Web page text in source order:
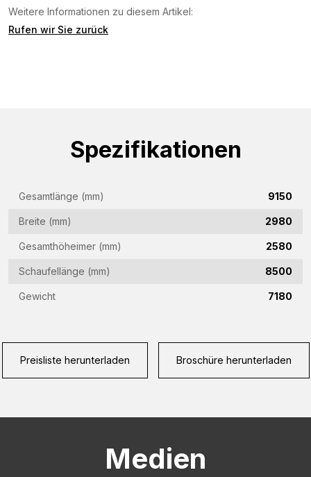
Weitere Informationen zu diesem Artikel:
Rufen wir Sie zurück
Spezifikationen
Gesamtlänge (mm) 9150
Breite (mm) 2980
Gesamthöheimer (mm) 2580
Schaufellänge (mm) 8500
Gewicht 7180
Preisliste herunterladen Broschüre herunterladen
Medien
Interessiert an dieser Maschine? Kontaktieren Sie uns
Adresse
(Required)
(Required)
Land
(Required)
Woonplaats
Vraag
(Required)